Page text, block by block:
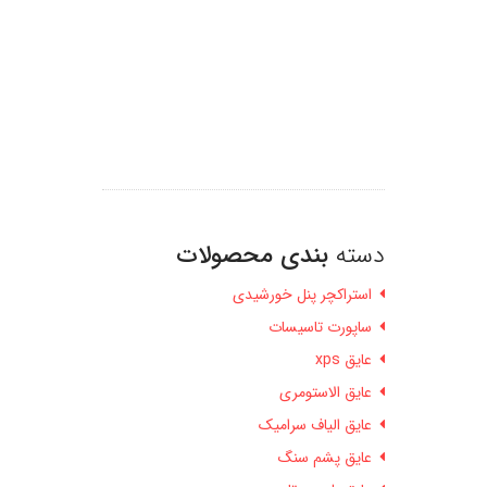
دسته بندی محصولات
استراکچر پنل خورشیدی
ساپورت تاسیسات
عایق xps
عایق الاستومری
عایق الیاف سرامیک
عایق پشم سنگ